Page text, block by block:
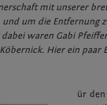
mit unserer
um die Entfernung
waren Gabi
Hier ein paar
ür